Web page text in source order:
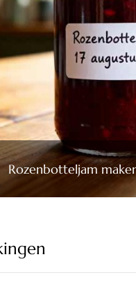
Rozenbotteljam